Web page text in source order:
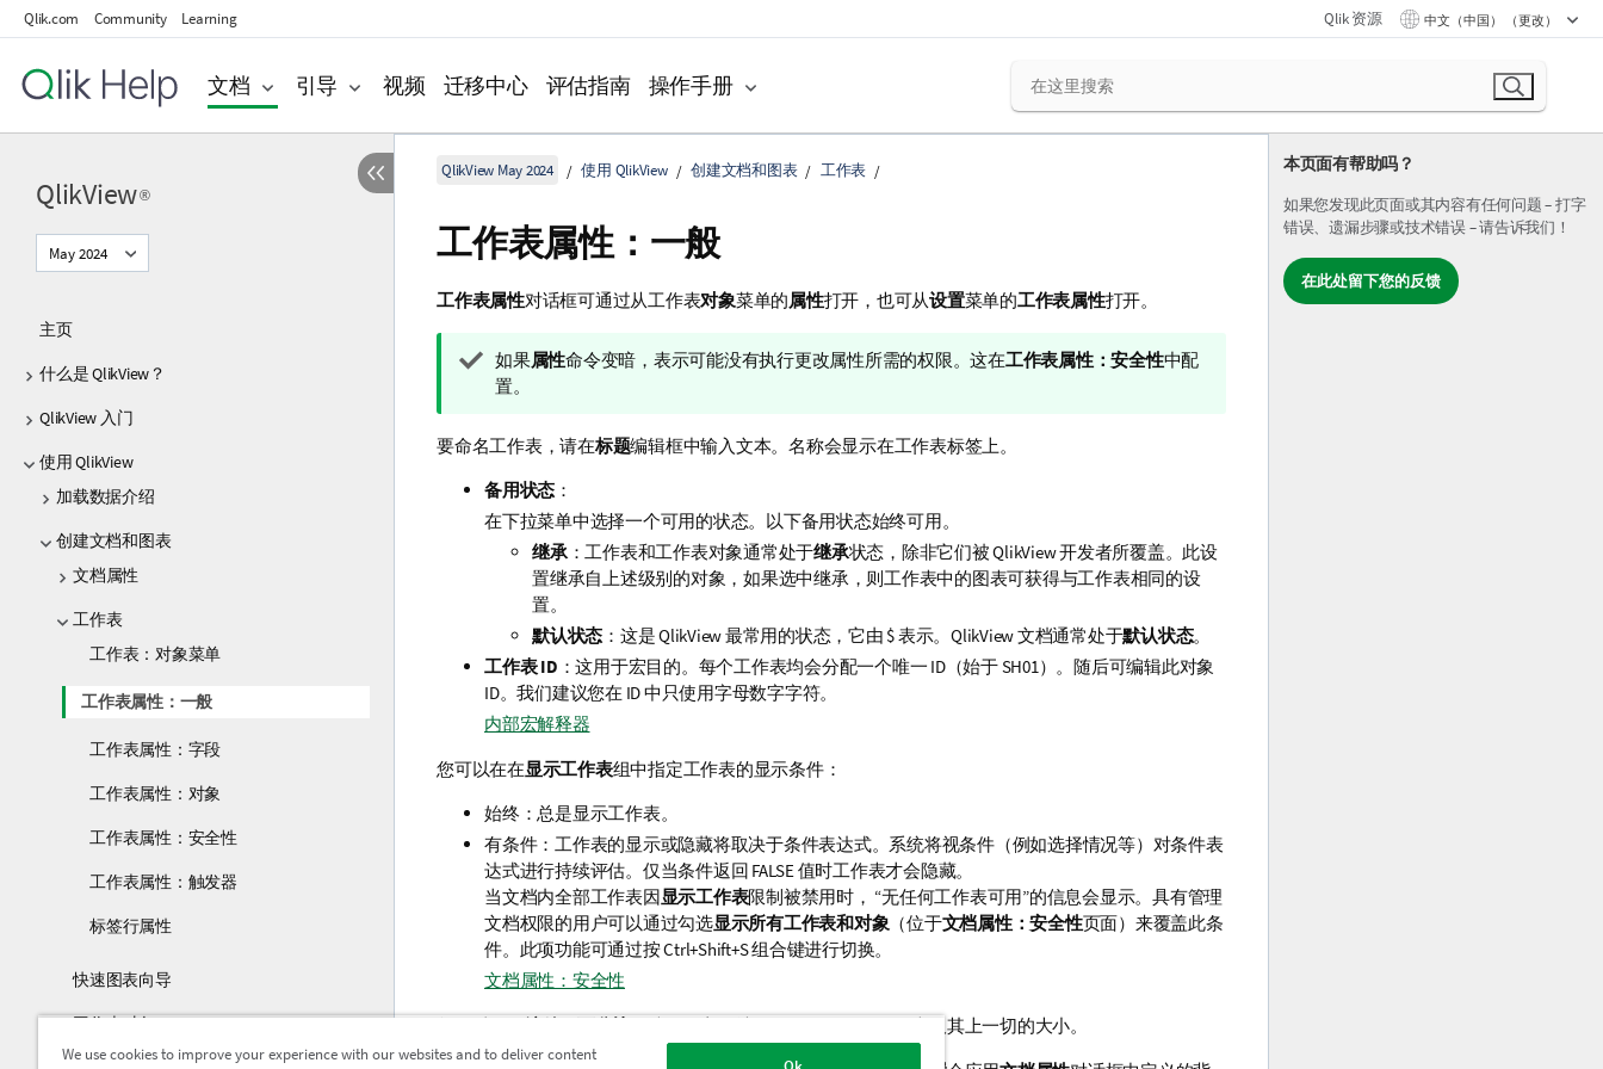
Qlik.com Community Learning Qlik 资源 中文（中国） （更改）
文档 引导 视频 迁移中心 评估指南 操作手册
QlikView®
May 2024
主页
什么是 QlikView？
QlikView 入门
使用 QlikView
加载数据介绍
创建文档和图表
文档属性
工作表
工作表：对象菜单
工作表属性：一般
工作表属性：字段
工作表属性：对象
工作表属性：安全性
工作表属性：触发器
标签行属性
快速图表向导
工作表对象
本页面有帮助吗？
如果您发现此页面或其内容有任何问题 – 打字
错误、遗漏步骤或技术错误 – 请告诉我们！
在此处留下您的反馈
QlikView May 2024 使用 QlikView 创建文档和图表 工作表
工作表属性：一般
工作表属性对话框可通过从工作表对象菜单的属性打开，也可从设置菜单的工作表属性打开。
提
示
释
如果属性命令变暗，表示可能没有执行更改属性所需的权限。这在工作表属性：安全性中配
置。
要命名工作表，请在标题编辑框中输入文本。名称会显示在工作表标签上。
备用状态 ：
在下拉菜单中选择一个可用的状态。以下备用状态始终可用。
继承：工作表和工作表对象通常处于继承状态，除非它们被 QlikView 开发者所覆盖。此设
置继承自上述级别的对象，如果选中继承，则工作表中的图表可获得与工作表相同的设
置。
默认状态 ：这是 QlikView 最常用的状态，它由 $ 表示。QlikView 文档通常处于默认状态。
工作表 ID ：这用于宏目的。每个工作表均会分配一个唯一 ID（始于 SH01）。随后可编辑此对象
ID。我们建议您在 ID 中只使用字母数字字符。
内部宏解释器
您可以在在显示工作表组中指定工作表的显示条件：
始终：总是显示工作表。
有条件：工作表的显示或隐藏将取决于条件表达式。系统将视条件（例如选择情况等）对条件表
达式进行持续评估。仅当条件返回 FALSE 值时工作表才会隐藏。
当文档内全部工作表因显示工作表限制被禁用时， “无任何工作表可用”的信息会显示。具有管理
文档权限的用户可以通过勾选显示所有工作表和对象（位于文档属性：安全性页面）来覆盖此条
件。此项功能可通过按 Ctrl+Shift+S 组合键进行切换。
文档属性：安全性
您可以使用 缩放（百分比）
选项，方便地更改显示的在用工作表及其上一切的大小。
We use cookies to improve your experience with our websites and to deliver content